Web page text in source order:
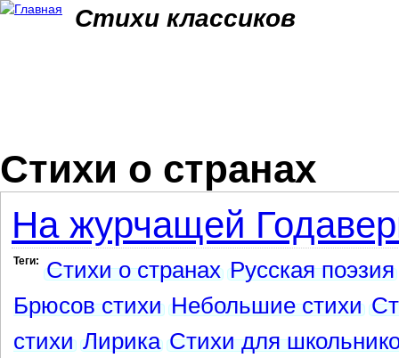
Стихи классиков
Стихи о странах
На журчащей
Теги: Стихи о странах Русская поэзия
Брюсов стихи Небольшие стихи
стихи Лирика Стихи для